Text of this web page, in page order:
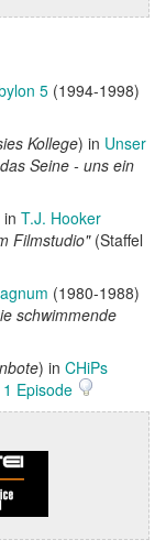
5 (1994-1998)
Kollege) in Unser
Seine - uns ein
in T.J. Hooker
Filmstudio"(Staffel
(1980-1988)
schwimmende
) in CHiPs
1 Episode